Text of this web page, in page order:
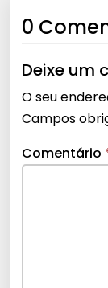
0
Deixe um
O seu
Campos
Comentário